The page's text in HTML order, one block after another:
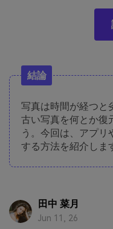
結論
写真は時間が経つと
古い写真を何とか復
う。今回は、アプリ
する方法を紹介しま
田中 菜月
Jun 11, 26